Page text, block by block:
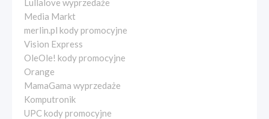
Lullalove wyprzedaże
Media Markt
merlin.pl kody promocyjne
Vision Express
OleOle! kody promocyjne
Orange
MamaGama wyprzedaże
Komputronik
UPC kody promocyjne